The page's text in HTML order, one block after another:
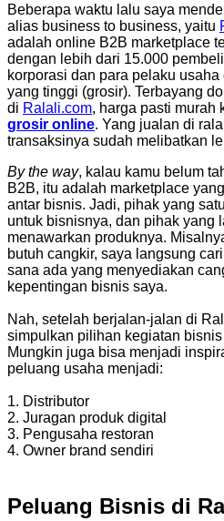
Beberapa waktu lalu saya
alias business to business, yaitu
adalah online B2B marketplace
dengan lebih dari 15.000
korporasi dan para pelaku
yang tinggi (grosir). Terbayang
di Ralali.com, harga pasti murah
grosir online. Yang jualan di
transaksinya sudah melibatkan
By the way, kalau kamu belum
B2B, itu adalah marketplace
antar bisnis. Jadi, pihak yang
untuk bisnisnya, dan pihak yang
menawarkan produknya.
butuh cangkir, saya langsung
sana ada yang menyediakan
kepentingan bisnis saya.
Nah, setelah berjalan-jalan di
simpulkan pilihan kegiatan
Mungkin juga bisa menjadi
peluang usaha menjadi:
1. Distributor
2. Juragan produk digital
3. Pengusaha restoran
4. Owner brand sendiri
Peluang Bisnis di